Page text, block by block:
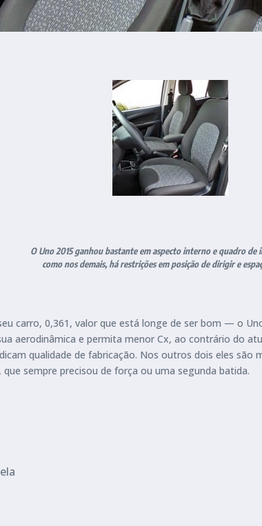
O Uno 2015 ganhou bastante em aspecto interno e quadro de
como nos demais, há restrições em posição de dirigir e
carro, 0,361, valor que está longe de ser bom — o
aerodinâmica e permita menor Cx, ao contrário do
qualidade de fabricação. Nos outros dois eles
sempre precisou de força ou uma segunda batida.